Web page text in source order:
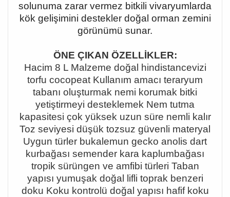
solunuma zarar vermez bitkili vivaryumlarda
kök gelişimini destekler doğal orman zemini
görünümü sunar.
ÖNE ÇIKAN ÖZELLİKLER:
Hacim 8 L Malzeme doğal hindistancevizi
torfu cocopeat Kullanım amacı teraryum
tabanı oluşturmak nemi korumak bitki
yetiştirmeyi desteklemek Nem tutma
kapasitesi çok yüksek uzun süre nemli kalır
Toz seviyesi düşük tozsuz güvenli materyal
Uygun türler bukalemun gecko anolis dart
kurbağası semender kara kaplumbağası
tropik sürüngen ve amfibi türleri Taban
yapısı yumuşak doğal lifli toprak benzeri
doku Koku kontrolü doğal yapısı hafif koku